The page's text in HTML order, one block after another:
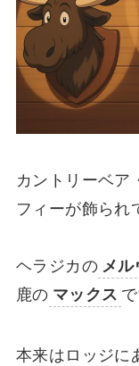
カントリーベア
フィーが飾られ
ヘラジカの メル
鹿の マックス で
本来はロッジに